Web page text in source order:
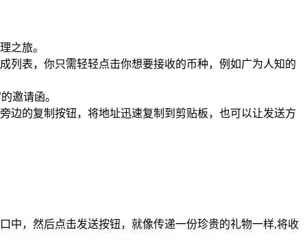
之旅。
列表，你只需轻轻点击你想要接收的币种，例如广为人知的
邀请函。
边的复制按钮，将地址迅速复制到剪贴板，也可以让发送方
中，然后点击发送按钮，就像传递一份珍贵的礼物一样,将收